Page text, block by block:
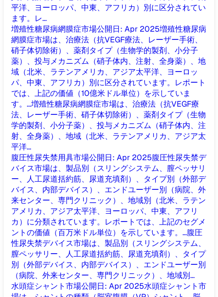
平洋、ヨーロッパ、中東、アフリカ）別に区分されてい
ます。レ...
増殖性糖尿病網膜症市場公開日: Apr 2025増殖性糖尿病
網膜症市場は、治療法（抗VEGF療法、レーザー手術、
硝子体切除術）、薬剤タイプ（生物学的製剤、小分子
薬）、投与メカニズム（硝子体内、注射、全身薬）、地
域（北米、ラテンアメリカ、アジア太平洋、ヨーロッ
パ、中東、アフリカ）別に区分されています。レポート
では、上記の価値（10億米ドル単位）を示していま
す。...増殖性糖尿病網膜症市場は、治療法（抗VEGF療
法、レーザー手術、硝子体切除術）、薬剤タイプ（生物
学的製剤、小分子薬）、投与メカニズム（硝子体内、注
射、全身薬）、地域（北米、ラテンアメリカ、アジア太
平洋...
腹圧性尿失禁用具市場公開日: Apr 2025腹圧性尿失禁デ
バイス市場は、製品別（スリングシステム、膣ペッサリ
ー、人工尿道括約筋、尿道充填剤）、タイプ別（外部デ
バイス、内部デバイス）、エンドユーザー別（病院、外
来センター、専門クリニック）、地域別（北米、ラテン
アメリカ、アジア太平洋、ヨーロッパ、中東、アフリ
カ）に分類されています。レポートでは、上記のセグメ
ントの価値（百万米ドル単位）を示しています。...腹圧
性尿失禁デバイス市場は、製品別（スリングシステム、
膣ペッサリー、人工尿道括約筋、尿道充填剤）、タイプ
別（外部デバイス、内部デバイス）、エンドユーザー別
（病院、外来センター、専門クリニック）、地域別...
水頭症シャント市場公開日: Apr 2025水頭症シャント市